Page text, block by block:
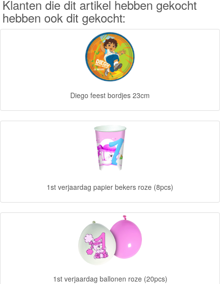
Disney
princess
Goede
dinosaurus
Klanten die dit artikel hebben gekocht
hebben ook dit gekocht:
Diego feest bordjes 23cm
1st verjaardag papier bekers roze (8pcs)
1st verjaardag ballonen roze (20pcs)